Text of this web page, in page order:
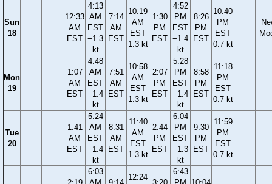
Sun
18
12:33
AM
EST
4:13
AM
EST
−1.3
kt
7:14
AM
EST
10:19
AM
EST
1.3 kt
1:30
PM
EST
4:52
PM
EST
−1.4
kt
8:26
PM
EST
10:40
PM
EST
0.7 kt
Mon
19
1:07
AM
EST
4:48
AM
EST
−1.4
kt
7:51
AM
EST
10:58
AM
EST
1.3 kt
2:07
PM
EST
5:28
PM
EST
−1.4
kt
8:58
PM
EST
11:18
PM
EST
0.7 kt
Tue
20
1:41
AM
EST
5:24
AM
EST
−1.4
kt
8:31
AM
EST
11:40
AM
EST
1.3 kt
2:44
PM
EST
6:04
PM
EST
−1.3
kt
9:30
PM
EST
11:59
PM
EST
0.7 kt
6:03
12:24
6:43